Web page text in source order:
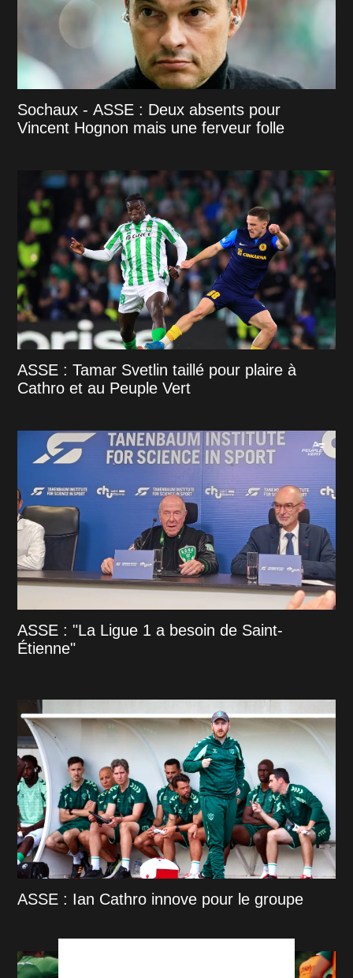
Sochaux - ASSE : Deux absents pour
Vincent Hognon mais une ferveur folle
ASSE : Tamar Svetlin taillé pour plaire à
Cathro et au Peuple Vert
ASSE : "La Ligue 1 a besoin de Saint-
Étienne"
ASSE : Ian Cathro innove pour le groupe